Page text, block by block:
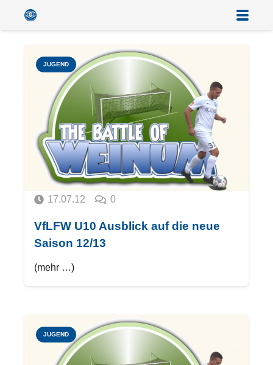
JUGEND
17.07.12 0
VfLFW U10 Ausblick auf die neue
Saison 12/13
(mehr …)
JUGEND